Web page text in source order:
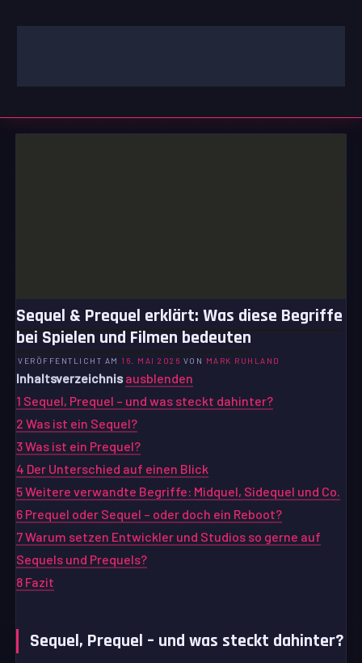
Inhalt
Sequel & Prequel erklärt: Was diese Begriffe
bei Spielen und Filmen bedeuten
VERÖFFENTLICHT AM 16. MAI 2026 VON MARK RUHLAND
Inhaltsverzeichnis ausblenden
1 Sequel, Prequel – und was steckt dahinter?
2 Was ist ein Sequel?
3Was ist ein Prequel?
4 Der Unterschied auf einen Blick
5Weitere verwandte Begriffe: Midquel, Sidequel und Co.
6 Prequel oder Sequel – oder doch ein Reboot?
7Warum setzen Entwickler und Studios so gerne auf
Sequels und Prequels?
8 Fazit
Sequel, Prequel – und was steckt dahinter?